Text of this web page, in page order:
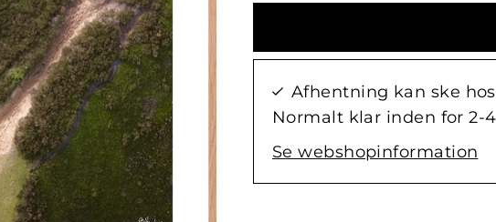
Afhentning kan ske hos
Normalt klar inden for 2-
Se webshopinformation